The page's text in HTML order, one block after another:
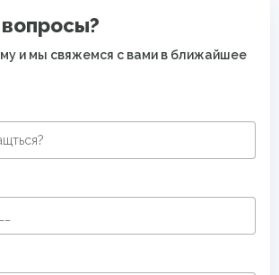
и мы свяжемся с вами в ближайшее